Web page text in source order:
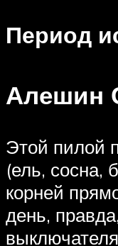
Период
Алешин
Этой пилой
(ель, сосна,
корней
день,